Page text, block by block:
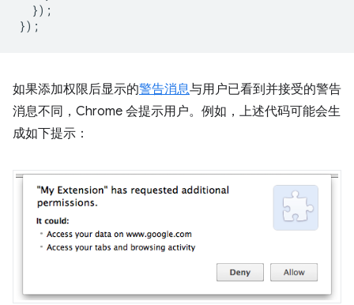
});
});
如果添加权限后显示的警告消息与用户已看到并接受的警告
消息不同，Chrome 会提示用户。例如，上述代码可能会生
成如下提示：